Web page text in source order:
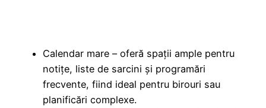
Calendar mare – oferă spații ample pentru
notițe, liste de sarcini și programări
frecvente, fiind ideal pentru birouri sau
planificări complexe.